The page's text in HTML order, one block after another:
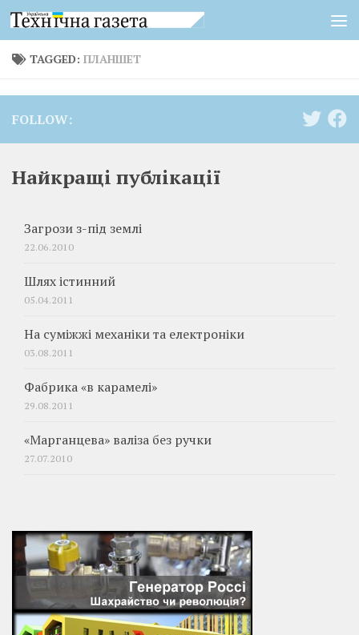
Skip to content
TAGGED: ПЛАНШЕТ
FOLLOW:
Найкращі публікації
Загрози з-під землі
22.06.2010
Шлях істинний
05.04.2011
На суміжжі механіки та електроніки
03.08.2011
Фабрика «в карамелі»
29.08.2011
«Марганцева» валіза без ручки
27.07.2010